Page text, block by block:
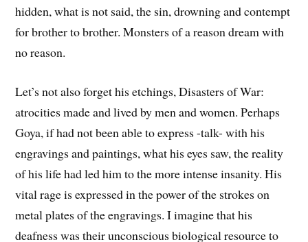
hidden, what is not said, the sin, drowning and contempt
for brother to brother. Monsters of a reason dream with
no reason.
Let’s not also forget his etchings, Disasters of War:
atrocities made and lived by men and women. Perhaps
Goya, if had not been able to express -talk- with his
engravings and paintings, what his eyes saw, the reality
of his life had led him to the more intense insanity. His
vital rage is expressed in the power of the strokes on
metal plates of the engravings. I imagine that his
deafness was their unconscious biological resource to